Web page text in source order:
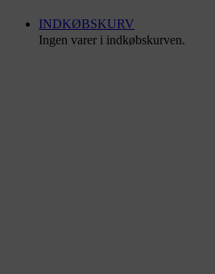
INDKØBSKURV
Ingen varer i indkøbskurven.